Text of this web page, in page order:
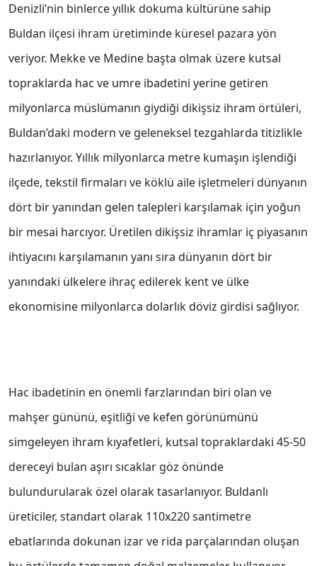
Denizli’nin binlerce yıllık dokuma kültürüne sahip
Buldan ilçesi ihram üretiminde küresel pazara yön
veriyor. Mekke ve Medine başta olmak üzere kutsal
topraklarda hac ve umre ibadetini yerine getiren
milyonlarca müslümanın giydiği dikişsiz ihram örtüleri,
Buldan’daki modern ve geleneksel tezgahlarda titizlikle
hazırlanıyor. Yıllık milyonlarca metre kumaşın işlendiği
ilçede, tekstil firmaları ve köklü aile işletmeleri dünyanın
dört bir yanından gelen talepleri karşılamak için yoğun
bir mesai harcıyor. Üretilen dikişsiz ihramlar iç piyasanın
ihtiyacını karşılamanın yanı sıra dünyanın dört bir
yanındaki ülkelere ihraç edilerek kent ve ülke
ekonomisine milyonlarca dolarlık döviz girdisi sağlıyor.
Hac ibadetinin en önemli farzlarından biri olan ve
mahşer gününü, eşitliği ve kefen görünümünü
simgeleyen ihram kıyafetleri, kutsal topraklardaki 45-50
dereceyi bulan aşırı sıcaklar göz önünde
bulundurularak özel olarak tasarlanıyor. Buldanlı
üreticiler, standart olarak 110x220 santimetre
ebatlarında dokunan izar ve rida parçalarından oluşan